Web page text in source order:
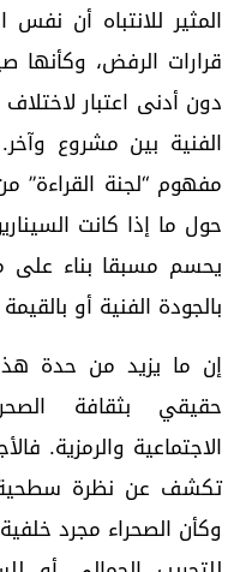
المثير للانتباه أن نفس
قرارات الرفض،
دون أدنى اعتبار
الفنية بين مشروع
مفهوم “لجنة القراءة”
حول ما إذا كانت
يحسم مسبقا بناء على
بالجودة الفنية أو
إن ما يزيد من حدة
حقيقي بثقافة
الاجتماعية والرمزية.
تكشف عن نظرة سطحية
وكأن الصحراء مجرد